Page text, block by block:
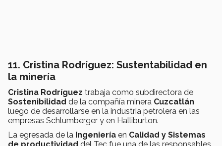
11. Cristina Rodríguez: Sustentabilidad en
la minería
Cristina Rodríguez trabaja como subdirectora de
Sostenibilidad de la compañía minera Cuzcatlán
luego de desarrollarse en la industria petrolera en las
empresas Schlumberger y en Halliburton.
La egresada de la Ingeniería en Calidad y Sistemas